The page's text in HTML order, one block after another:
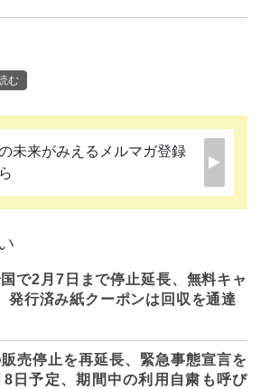
む
未来がみえるメルマガ登録
で2月7日まで停止延長、無料キャ
発行済み紙クーポンは回収を通達
売停止を再延長、緊急事態宣言を
日予定、期間中の利用自粛も呼び